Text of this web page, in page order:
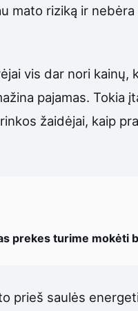
mato riziką ir
vis dar nori
pajamas. Tokia
žaidėjai, kaip
prekes turime mokėti
prieš saulės